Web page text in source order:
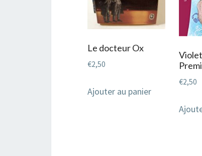
Le docteur Ox
€2,50
Ajouter au panier
€2,50